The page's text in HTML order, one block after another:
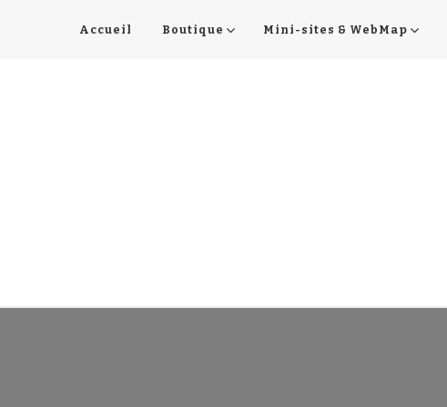
Accueil Boutique Mini-sites & WebMap